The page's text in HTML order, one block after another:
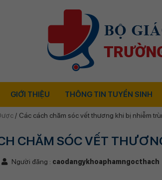
GIỚI THIỆU THÔNG TIN TUYỂN SINH
/ Các cách chăm sóc vết thương khi bị nhiễm
CHĂM SÓC VẾT
Người đăng : caodangykhoaphamngocthach